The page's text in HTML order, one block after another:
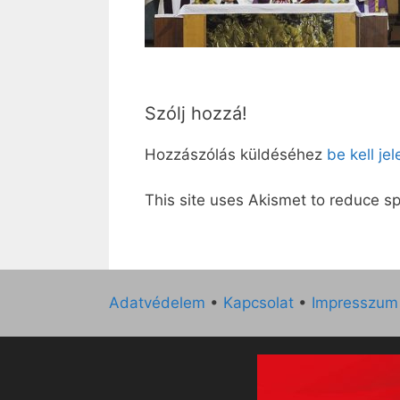
Szólj hozzá!
Hozzászólás küldéséhez be kell
This site uses Akismet to reduce
Adatvédelem • Kapcsolat • Impresszum